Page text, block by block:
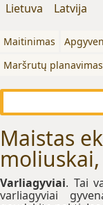
Lietuva Latvija
Maitinimas
Maršrutų planavimas
Maistas
Varliagyviai. Tai
varliagyviai